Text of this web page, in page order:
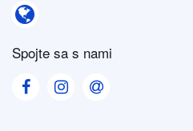
Spojte sa s nami